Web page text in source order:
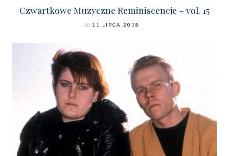
Czwartkowe Muzyczne Reminiscencje – vol. 15
on 11 LIPCA 2018